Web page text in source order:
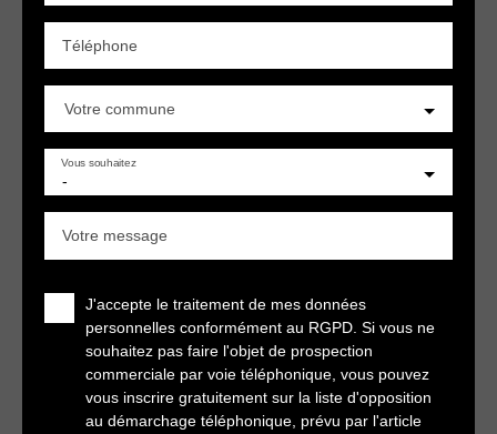
Téléphone
Votre commune
-
Vous souhaitez
Votre message
J'accepte le traitement de mes données
personnelles conformément au RGPD. Si vous ne
souhaitez pas faire l'objet de prospection
commerciale par voie téléphonique, vous pouvez
vous inscrire gratuitement sur la liste d'opposition
au démarchage téléphonique, prévu par l'article